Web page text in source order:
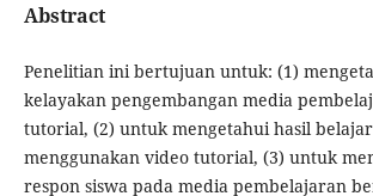
Abstract
Penelitian ini bertujuan untuk: (1)
kelayakan pengembangan media
tutorial, (2) untuk mengetahui hasil
menggunakan video tutorial, (3) untuk
respon siswa pada media pembelajaran